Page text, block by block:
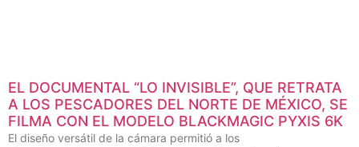
EL DOCUMENTAL “LO INVISIBLE”, QUE RETRATA
A LOS PESCADORES DEL NORTE DE MÉXICO, SE
FILMA CON EL MODELO BLACKMAGIC PYXIS 6K
El diseño versátil de la cámara permitió a los